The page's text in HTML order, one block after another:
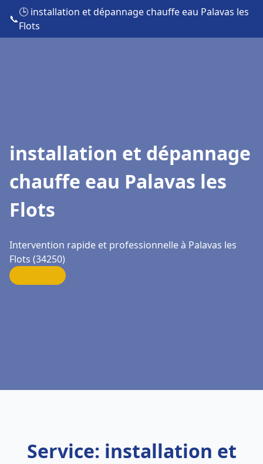
📞
🕒 installation et dépannage chauffe eau Palavas les
Flots
installation et dépannage
chauffe eau Palavas les
Flots
Intervention rapide et professionnelle à Palavas les
Flots (34250)
Service: installation et